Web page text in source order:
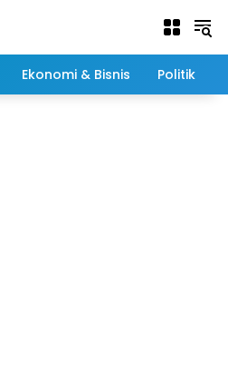
Ekonomi & Bisnis Politik